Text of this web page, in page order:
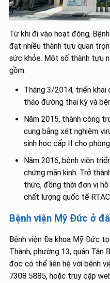
Từ khi đi vào hoạt động,
đạt nhiều thành tựu quan
sức khỏe. Một số thành tựu
gồm:
Tháng 3/2014, triển
tháo đường thai kỳ và
Năm 2015, thành công
cung bằng xét nghiệm
sinh học cấp II cho
Năm 2016, bệnh viện
chứng mãn kinh. Trở
thức, đồng thời đơn vị
chất lượng quốc tế
Bệnh viện Mỹ Đức ở
Bệnh viện Đa khoa Mỹ Đức
Thành, phường 13, quận Tân
đọc có thể liên hệ với bệnh
7308 5885, hoặc truy cập